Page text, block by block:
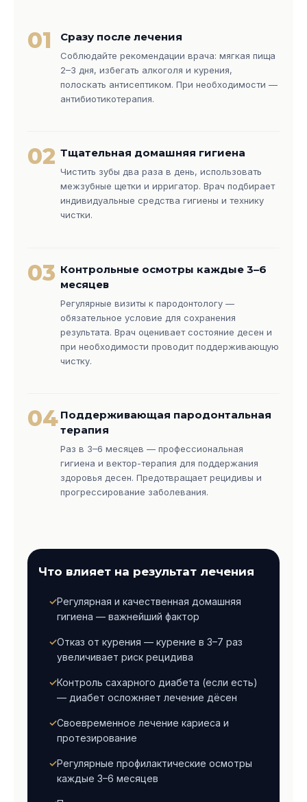
01 Сразу после лечения
Соблюдайте рекомендации врача: мягкая пища
2–3 дня, избегать алкоголя и курения,
полоскать антисептиком. При необходимости —
антибиотикотерапия.
02 Тщательная домашняя гигиена
Чистить зубы два раза в день, использовать
межзубные щетки и ирригатор. Врач подбирает
индивидуальные средства гигиены и технику
чистки.
03 Контрольные осмотры каждые 3–6
месяцев
Регулярные визиты к пародонтологу —
обязательное условие для сохранения
результата. Врач оценивает состояние десен и
при необходимости проводит поддерживающую
чистку.
04 Поддерживающая пародонтальная
терапия
Раз в 3–6 месяцев — профессиональная
гигиена и вектор-терапия для поддержания
здоровья десен. Предотвращает рецидивы и
прогрессирование заболевания.
Что влияет на результат лечения
Регулярная и качественная домашняя
гигиена — важнейший фактор
Отказ от курения — курение в 3–7 раз
увеличивает риск рецидива
Контроль сахарного диабета (если есть)
— диабет осложняет лечение дёсен
Своевременное лечение кариеса и
протезирование
Регулярные профилактические осмотры
каждые 3–6 месяцев